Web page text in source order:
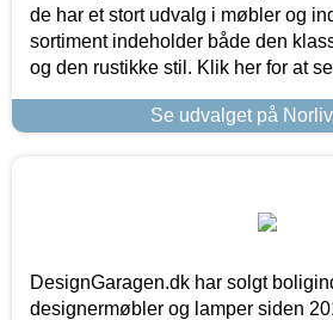
de har et stort udvalg i møbler og
sortiment indeholder både den
og den rustikke stil. Klik her for at
Se udvalget på
DesignGaragen.dk har solgt
designermøbler og lamper siden